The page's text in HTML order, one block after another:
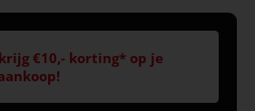
€10,- korting* op je